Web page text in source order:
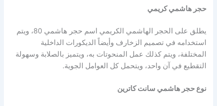
حجر هاشمي كريمي
يطلق على الحجر الهاشمي الكريمي اسم حجر هاشمي 80، ويتم
استخدامه في تصميم الزخارف وأيضاً الديكورات الداخلية
المختلفة، ويتم كذلك عمل المنحوتات به، ويتميز بالصلابة وسهولة
التقطيع في آن واحد، ويتحمل كل العوامل الجوية.
نوع حجر هاشمي سانت كاترين